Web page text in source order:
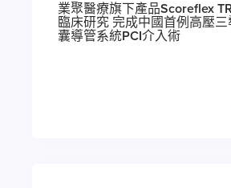
業聚醫療旗下產品Scoreflex
臨床研究 完成中國首例高壓
囊導管系統PCI介入術